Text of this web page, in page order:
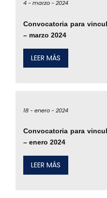
4 -marzo -2024
Convocatoria para
– marzo 2024
LEER MÁS
18 -enero -2024
Convocatoria para
– enero 2024
LEER MÁS